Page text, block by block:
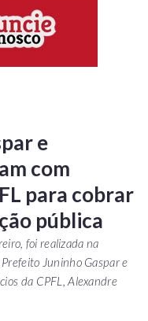
e
com
para cobrar
pública
foi realizada na
Juninho Gaspar e
da CPFL, Alexandre